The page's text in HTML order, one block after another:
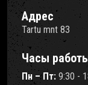
Адрес
Tartu mnt 83
Часы
Пн – Пт: 9:30 -